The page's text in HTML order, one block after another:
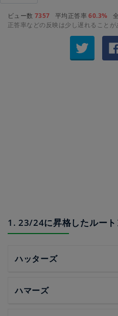
ビュー数 7357 平均正答率60.3%
正答率などの反映は少し遅れることが
1. 23/24に昇格したルート
ハッターズ
ハマーズ